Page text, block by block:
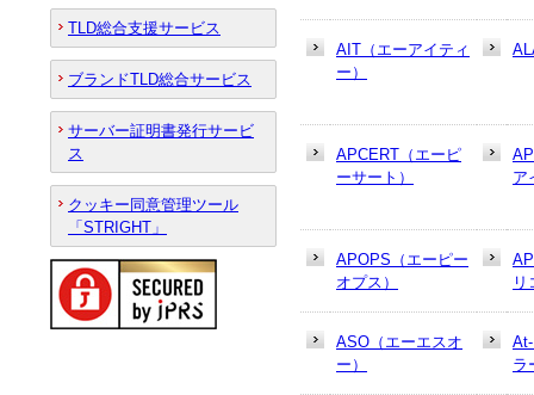
AIT（エーアイティ
ー）
APCERT（エーピ
ーサート）
ア
APOPS（エーピー
オプス）
リ
ASO（エーエスオ
ー）
ラ
TLD総合支援サービス
ブランドTLD総合サービス
サーバー証明書発行サービ
ス
クッキー同意管理ツール
「STRIGHT」